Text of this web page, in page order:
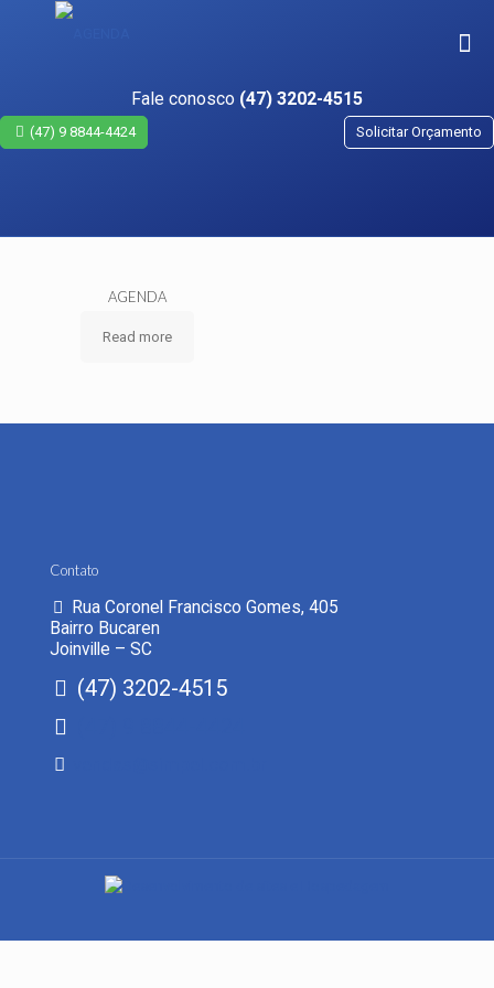
Fale conosco (47) 3202-4515
(47) 9 8844-4424 Solicitar Orçamento
AGENDA
Read more
Contato
Rua Coronel Francisco Gomes, 405
Bairro Bucaren
Joinville – SC
(47) 3202-4515